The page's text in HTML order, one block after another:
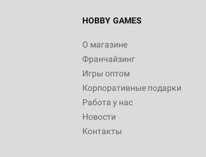
HOBBY GAMES
О магазине
Франчайзинг
Игры оптом
Корпоративные подарки
Работа у нас
Новости
Контакты